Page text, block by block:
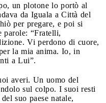
un plotone lo portò al
da Iguala a Città del
per pregare, e poi si
parole: “Fratelli,
Vi perdono di cuore,
la mia anima. Io, in
a Lui”.
averi. Un uomo del
sul colpo. I suoi resti
suo paese natale,